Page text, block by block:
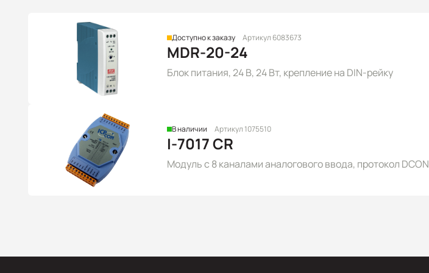
Доступно к заказу Артикул 6083673
MDR-20-24
Блок питания, 24 В, 24 Вт, крепление на DIN-рейку
В наличии Артикул 1075510
I-7017 CR
Модуль с 8 каналами аналогового ввода, протокол DCON